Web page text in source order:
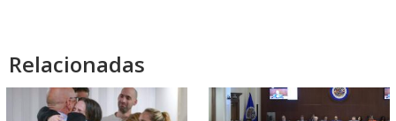
Relacionadas